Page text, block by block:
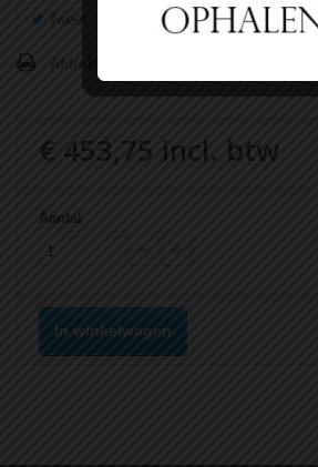
Tweet Delen Google+
Afdrukken
€ 453,75 incl. btw
Aantal
In winkelwagen